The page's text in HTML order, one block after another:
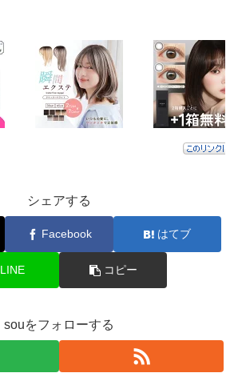
シェアする
Facebook はてブ
LINE コピー
souをフォローする